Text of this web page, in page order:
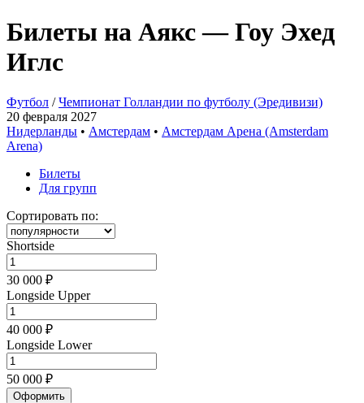
Билеты на Аякс — Гоу Эхед
Иглс
Футбол /Чемпионат Голландии по футболу (Эредивизи)
20 февраля 2027
Нидерланды • Амстердам • Амстердам Арена (Amsterdam
Arena)
Билеты
Для групп
Сортировать по:
Shortside
30 000 ₽
Longside Upper
40 000 ₽
Longside Lower
50 000 ₽
Оформить